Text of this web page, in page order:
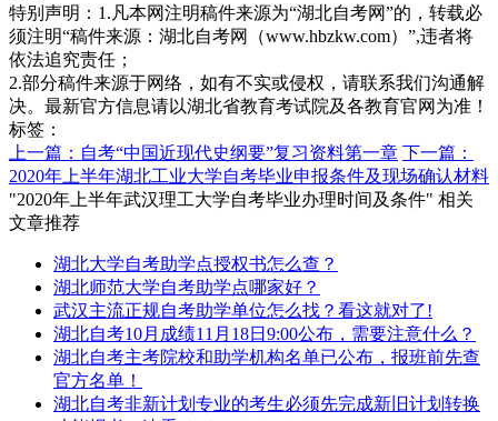
特别声明：1.凡本网注明稿件来源为“湖北自考网”的，转载必
须注明“稿件来源：湖北自考网（www.hbzkw.com）”,违者将
依法追究责任；
2.部分稿件来源于网络，如有不实或侵权，请联系我们沟通解
决。最新官方信息请以湖北省教育考试院及各教育官网为准！
标签：
上一篇：自考“中国近现代史纲要”复习资料第一章 下一篇：
2020年上半年湖北工业大学自考毕业申报条件及现场确认材料
"2020年上半年武汉理工大学自考毕业办理时间及条件" 相关
文章推荐
湖北大学自考助学点授权书怎么查？
湖北师范大学自考助学点哪家好？
武汉主流正规自考助学单位怎么找？看这就对了!
湖北自考10月成绩11月18日9:00公布，需要注意什么？
湖北自考主考院校和助学机构名单已公布，报班前先查
官方名单！
湖北自考非新计划专业的考生必须先完成新旧计划转换